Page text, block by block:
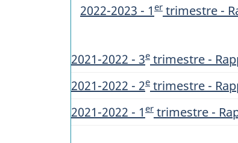
2022-2023 - 1 er trimestre -
2021-2022 - 3e trimestre -
2021-2022 - 2e trimestre -
2021-2022 - 1 er trimestre -